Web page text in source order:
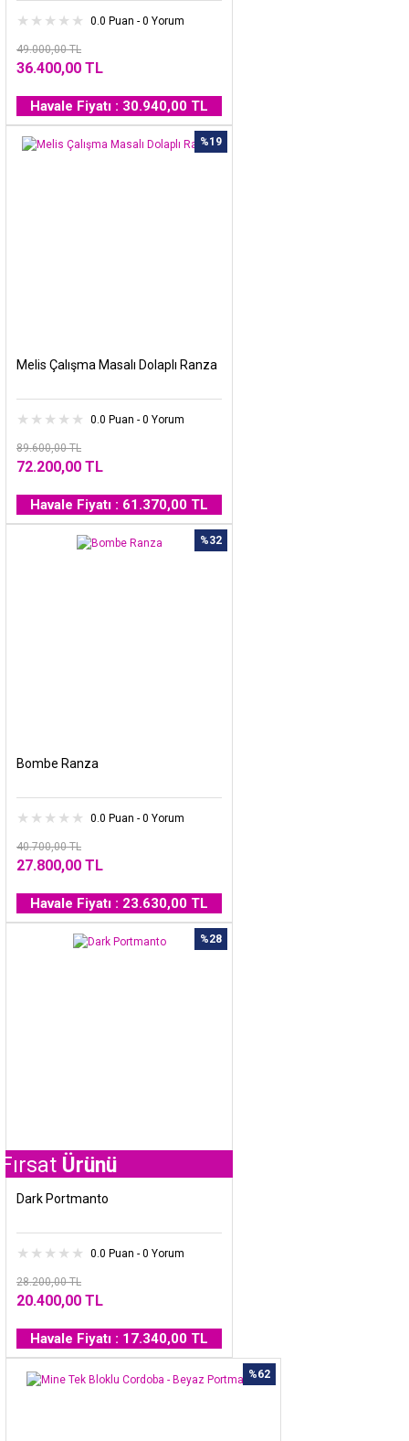
0.0 Puan - 0 Yorum
49.000,00 TL
36.400,00 TL
Havale Fiyatı : 30.940,00 TL
%19
Melis Çalışma Masalı Dolaplı Ranza
0.0 Puan - 0 Yorum
89.600,00 TL
72.200,00 TL
Havale Fiyatı : 61.370,00 TL
%32
Bombe Ranza
0.0 Puan - 0 Yorum
40.700,00 TL
27.800,00 TL
Havale Fiyatı : 23.630,00 TL
%28
Dark Portmanto
0.0 Puan - 0 Yorum
28.200,00 TL
20.400,00 TL
Havale Fiyatı : 17.340,00 TL
%62